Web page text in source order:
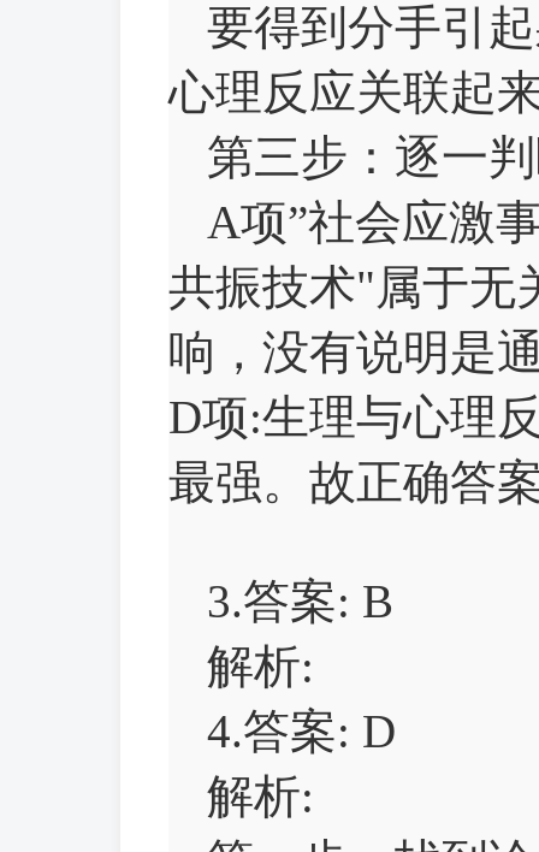
要得到分手引
心理反应关联起
第三步：逐一
A项”社会应激
共振技术"属于无
响，没有说明是
D项:生理与心理
最强。故正确答
3.答案: B
解析:
4.答案: D
解析: